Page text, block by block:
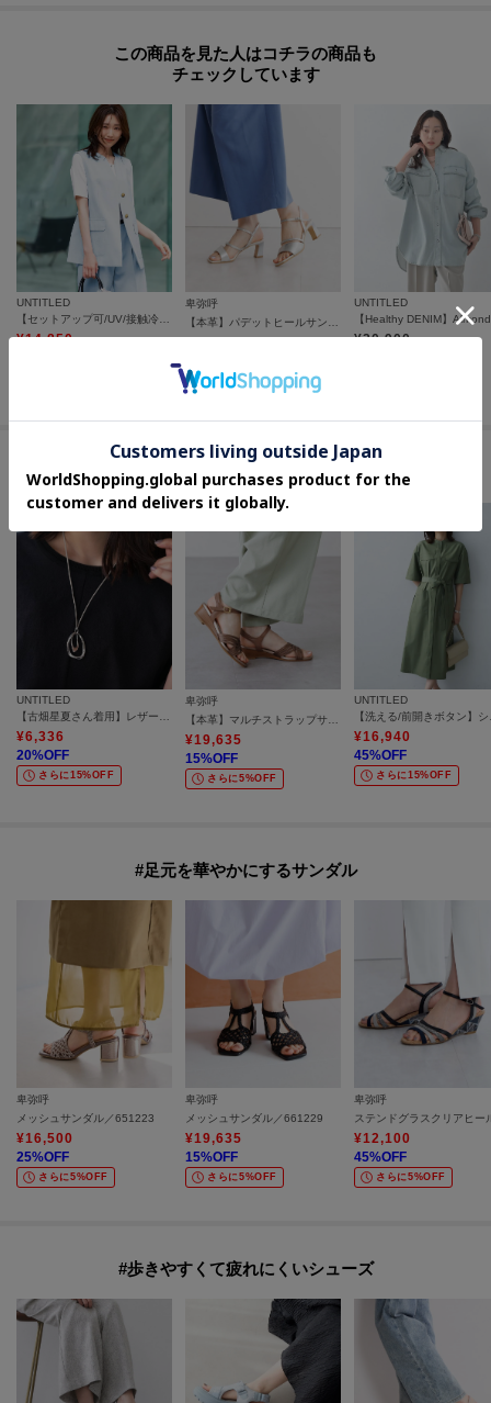
＜着用サイズ：22．5cm／着用状況：素足／サイズ感：ぴったり＞
見た目はボリュームがありますが、履くと気にならなかったです。
コーデのポイントになります。
＊…＊…＊…＊…＊…＊…＊…＊…＊…＊…＊…＊…＊…＊…
【お手入れ方法】
≪スムース,ガラス 撥水機能付き≫シューキーパーなどで履きしわを伸ばし、し
わの間の汚れを取りやすくします。靴用ブラシ（毛先が柔らかい天然毛のブ
ラシが便利です）で表面のホコリや泥を落とします。柔らかい綿布を用い
ーナーが残らないようふき取ってください。乾拭きすると光沢が出ます。
すぎや、至近距離からのスプレーは変色、変質の原因となる場合があります
のでご注意ください。≪デリケート≫シューキーパーなどで履きしわを伸ば
コリや泥を落とします。防水スプレーをかけて乾かしてください（30秒程
度）。水をはじき、汚れ防止にもなります。かけすぎや、至近距離からのス
プレーはシミになりやすいのでご注意ください。
この商品を見た人はコチラの商品も
チェックしています
UNTITLED
¥14,850
卑弥呼
¥17,325
さらに5%OFF
UNTITLED
¥20,900
セールアイテムからのおすすめ
UNTITLED
【古畑星夏さん着用】レザー調トップネックレス
¥6,336
20%OFF
さらに15%OFF
卑弥呼
【本革】マルチストラップサンダル／663203
¥19,635
15%OFF
さらに5%OFF
UNTITLED
【洗
¥16,940
45%OFF
さらに15%OFF
#足元を華やかにするサンダル
卑弥呼
メッシュサンダル／651223
¥16,500
25%OFF
さらに5%OFF
卑弥呼
メッシュサンダル／661229
¥19,635
15%OFF
さらに5%OFF
卑弥呼
¥12,100
45%OFF
さらに5%OFF
#歩きやすくて疲れにくいシューズ